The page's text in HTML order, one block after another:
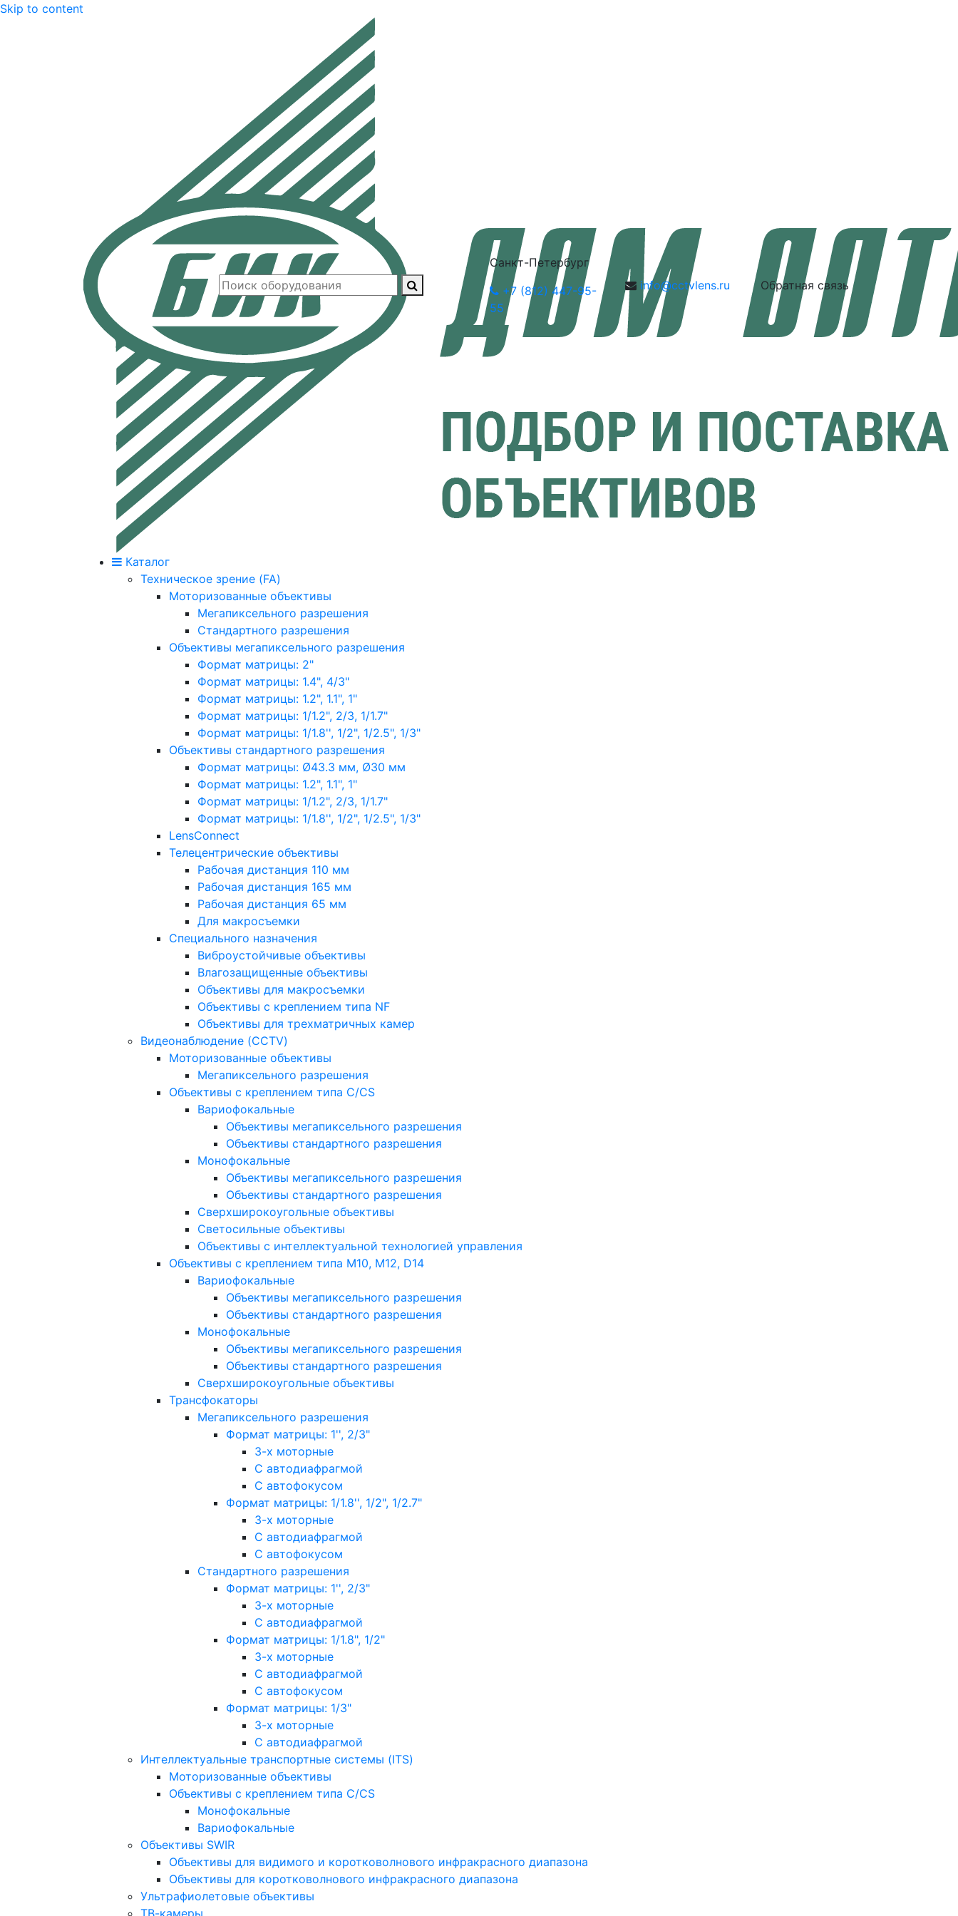
Skip to content
Санкт-Петербург
+7 (812) 447-95-
55
info@cctvlens.ru Обратная связь
Каталог
Техническое зрение (FA)
Моторизованные объективы
Мегапиксельного разрешения
Стандартного разрешения
Объективы мегапиксельного разрешения
Формат матрицы: 2"
Формат матрицы: 1.4", 4/3"
Формат матрицы: 1.2", 1.1", 1"
Формат матрицы: 1/1.2", 2/3, 1/1.7"
Формат матрицы: 1/1.8'', 1/2", 1/2.5", 1/3"
Объективы стандартного разрешения
Формат матрицы: Ø43.3 мм, Ø30 мм
Формат матрицы: 1.2", 1.1", 1"
Формат матрицы: 1/1.2", 2/3, 1/1.7"
Формат матрицы: 1/1.8'', 1/2", 1/2.5", 1/3"
LensConnect
Телецентрические объективы
Рабочая дистанция 110 мм
Рабочая дистанция 165 мм
Рабочая дистанция 65 мм
Для макросъемки
Специального назначения
Виброустойчивые объективы
Влагозащищенные объективы
Объективы для макросъемки
Объективы с креплением типа NF
Объективы для трехматричных камер
Видеонаблюдение (CCTV)
Моторизованные объективы
Мегапиксельного разрешения
Объективы с креплением типа C/CS
Вариофокальные
Объективы мегапиксельного разрешения
Объективы стандартного разрешения
Монофокальные
Объективы мегапиксельного разрешения
Объективы стандартного разрешения
Сверхширокоугольные объективы
Светосильные объективы
Объективы с интеллектуальной технологией управления
Объективы с креплением типа M10, M12, D14
Вариофокальные
Объективы мегапиксельного разрешения
Объективы стандартного разрешения
Монофокальные
Объективы мегапиксельного разрешения
Объективы стандартного разрешения
Сверхширокоугольные объективы
Трансфокаторы
Мегапиксельного разрешения
Формат матрицы: 1'', 2/3"
3-х моторные
С автодиафрагмой
С автофокусом
Формат матрицы: 1/1.8'', 1/2", 1/2.7"
3-х моторные
С автодиафрагмой
С автофокусом
Стандартного разрешения
Формат матрицы: 1'', 2/3"
3-х моторные
С автодиафрагмой
Формат матрицы: 1/1.8", 1/2"
3-х моторные
С автодиафрагмой
С автофокусом
Формат матрицы: 1/3"
3-х моторные
С автодиафрагмой
Интеллектуальные транспортные системы (ITS)
Моторизованные объективы
Объективы с креплением типа C/CS
Монофокальные
Вариофокальные
Объективы SWIR
Объективы для видимого и коротковолнового инфракрасного диапазона
Объективы для коротковолнового инфракрасного диапазона
Ультрафиолетовые объективы
ТВ-камеры